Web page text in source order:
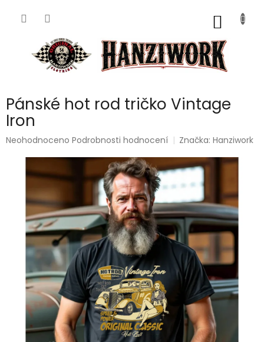
Pánské hot rod tričko Vintage
Iron
Průměrné
hvězdiček.
Neohodnoceno Podrobnosti hodnocení Značka:Hanziwork